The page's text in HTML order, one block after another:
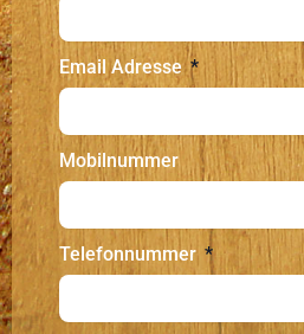
Email Adresse
Mobilnummer
Telefonnummer